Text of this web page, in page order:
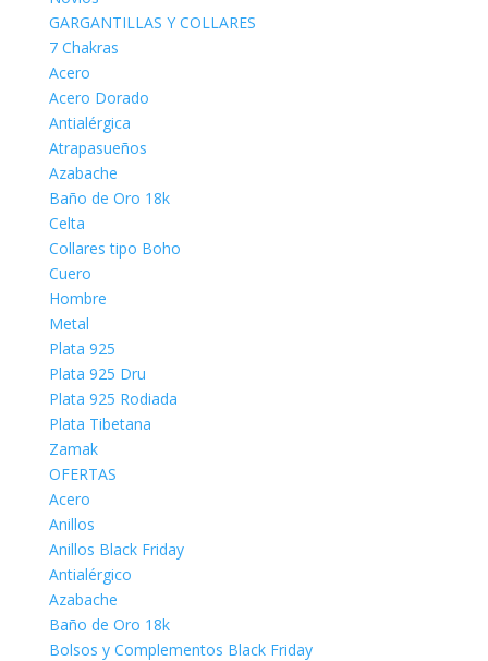
GARGANTILLAS Y COLLARES
7 Chakras
Acero
Acero Dorado
Antialérgica
Atrapasueños
Azabache
Baño de Oro 18k
Celta
Collares tipo Boho
Cuero
Hombre
Metal
Plata 925
Plata 925 Dru
Plata 925 Rodiada
Plata Tibetana
Zamak
OFERTAS
Acero
Anillos
Anillos Black Friday
Antialérgico
Azabache
Baño de Oro 18k
Bolsos y Complementos Black Friday